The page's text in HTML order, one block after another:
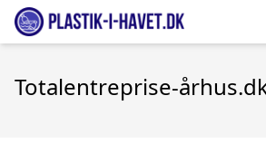
Totalentreprise-